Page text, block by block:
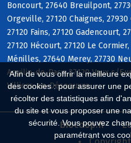
Afin de vous offrir la meilleure
des cookies : pour assurer une
récolter des statistiques afin
du site et vous proposer une
sécurité. Vous pouvez
paramétrant vos
Boncourt, 27640 Breuilpont,
Orgeville, 27120 Chaignes,
27120 Fains, 27120 Gadencourt,
27120 Hécourt, 27120 Le
Ménilles, 27640 Merey, 27730
Aquilin-de-Pacy, 27120 Vaux s/
Villiers-en-Désoeuvre
Biocoop.fr